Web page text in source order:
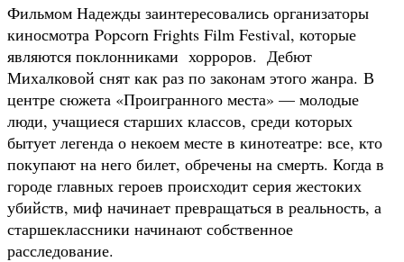
Фильмом Надежды заинтересовались организаторы
киносмотра Popcorn Frights Film Festival, которые
являются поклонниками хорроров. Дебют
Михалковой снят как раз по законам этого жанра. В
центре сюжета «Проигранного места» — молодые
люди, учащиеся старших классов, среди которых
бытует легенда о некоем месте в кинотеатре: все, кто
покупают на него билет, обречены на смерть. Когда в
городе главных героев происходит серия жестоких
убийств, миф начинает превращаться в реальность, а
старшеклассники начинают собственное
расследование.